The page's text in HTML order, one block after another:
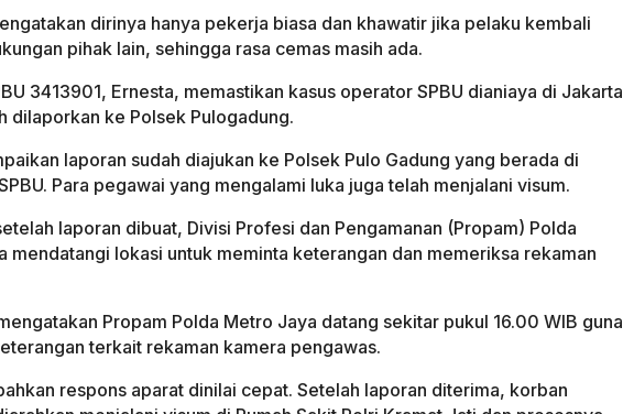
dirinya hanya pekerja biasa dan khawatir jika pelaku kembali
pihak lain, sehingga rasa cemas masih ada.
3413901, Ernesta, memastikan kasus operator SPBU dianiaya di Jakarta
dilaporkan ke Polsek Pulogadung.
laporan sudah diajukan ke Polsek Pulo Gadung yang berada di
Para pegawai yang mengalami luka juga telah menjalani visum.
laporan dibuat, Divisi Profesi dan Pengamanan (Propam) Polda
mendatangi lokasi untuk meminta keterangan dan memeriksa rekaman
Propam Polda Metro Jaya datang sekitar pukul 16.00 WIB guna
terkait rekaman kamera pengawas.
respons aparat dinilai cepat. Setelah laporan diterima, korban